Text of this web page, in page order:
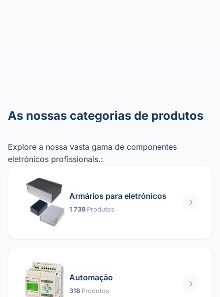
As nossas categorias de produtos
Explore a nossa vasta gama de componentes
eletrónicos profissionais.:
Armários para eletrónicos
1 739 Produtos
Automação
318 Produtos